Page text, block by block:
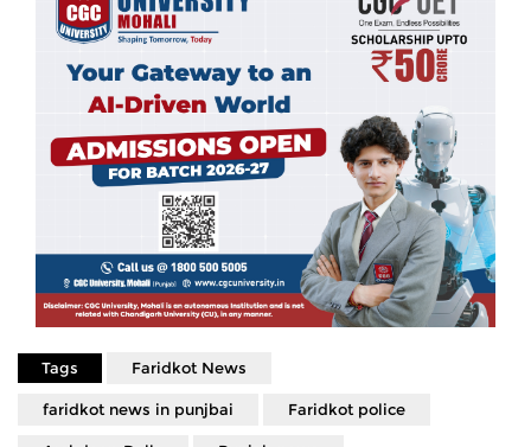
Tags Faridkot News
faridkot news in punjbai Faridkot police